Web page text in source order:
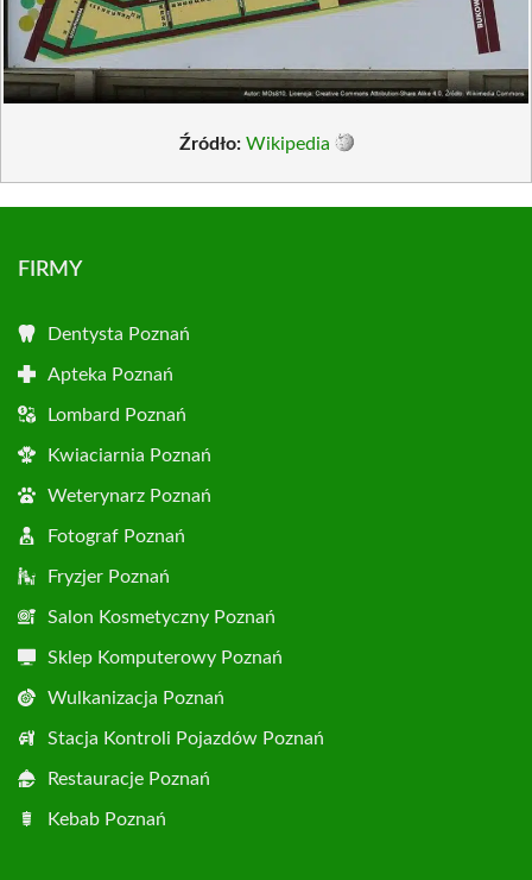
Źródło: Wikipedia
FIRMY
Dentysta Poznań
Apteka Poznań
Lombard Poznań
Kwiaciarnia Poznań
Weterynarz Poznań
Fotograf Poznań
Fryzjer Poznań
Salon Kosmetyczny Poznań
Sklep Komputerowy Poznań
Wulkanizacja Poznań
Stacja Kontroli Pojazdów Poznań
Restauracje Poznań
Kebab Poznań